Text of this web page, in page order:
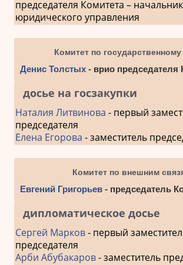
председателя Комитета –
юридического управления
Комитет по государственному
Денис Толстых- врио председателя
досье на госзакупки
Наталия Литвинова - первый
председателя
Елена Егорова - заместитель
Комитет по внешним
Евгений Григорьев- председатель
дипломатическое досье
Сергей Марков- первый
председателя
Арби Абубакаров- заместитель